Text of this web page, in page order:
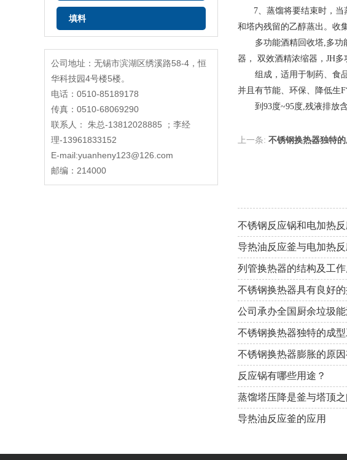
填料
公司地址：无锡市滨湖区绣溪路58-4，恒
华科技园4号楼5楼。
电话：0510-85189178
传真：0510-68069290
联系人： 朱总-13812028885 ；李经
理-13961833152
E-mail:yuanheny123@126.com
邮编：214000
7、蒸馏将要结束时，
和塔内残留的乙醇蒸出。收
多功能酒精回收塔,多功
器， 双效酒精浓缩器，JH
组成，适用于制药、食品
并且有节能、环保、降低生F
到 93度~95度,残液排放
上一条: 不锈钢换热器独特
不锈钢反应锅和电加热
导热油反应釜与电加热
列管换热器的结构及工
不锈钢换热器具有良好
公司承办全国厨余垃圾能
不锈钢换热器独特的成
不锈钢换热器膨胀的原因
反应锅有哪些用途？
蒸馏塔压降是釜与塔顶
导热油反应釜的应用